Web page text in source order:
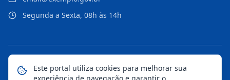
Segunda a Sexta, 08h às 14h
© 2026 Portal Municipal. Todos os direitos reservados.
Este portal utiliza cookies para melhorar sua